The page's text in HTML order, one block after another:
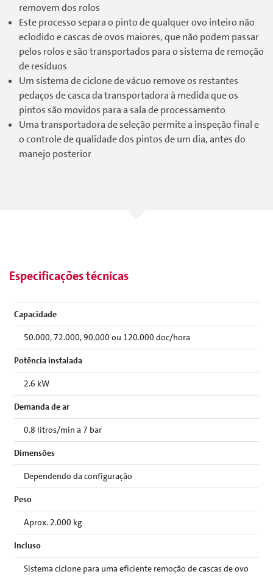
removem dos rolos
Este processo separa o pinto de qualquer ovo inteiro não
eclodido e cascas de ovos maiores, que não podem passar
pelos rolos e são transportados para o sistema de remoção
de resíduos
Um sistema de ciclone de vácuo remove os restantes
pedaços de casca da transportadora à medida que os
pintos são movidos para a sala de processamento
Uma transportadora de seleção permite a inspeção final e
o controle de qualidade dos pintos de um dia, antes do
manejo posterior
Especificações técnicas
Capacidade
50.000, 72.000, 90.000 ou 120.000 doc/hora
Potência instalada
2.6 kW
Demanda de ar
0.8 litros/min a 7 bar
Dimensões
Dependendo da configuração
Peso
Aprox. 2.000 kg
Incluso
Sistema ciclone para uma eficiente remoção de cascas de ovo